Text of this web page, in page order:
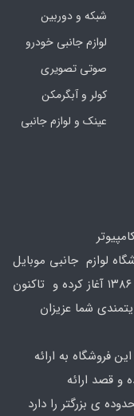
شبکه و دوربین
لوازم جانبی خودرو
صوتی تصویری
کولر و آبگرمکن
عینک و لوازم جانبی
لوازم جانبی موبایل
و کامپیوتر در محدوده که کار خود را از سال ۱۳۸۶ آغاز کرده و تاکنون
شما عزیزان
فروشگاه به ارائه
و قصد ارائه
ی بزرگتر را دارد